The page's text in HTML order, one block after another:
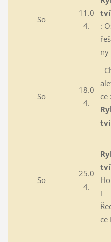
So
11.0
4.
tví
:
ny
So
18.0
4.
ce :
tví
So
25.0
4.
tví
í
ce